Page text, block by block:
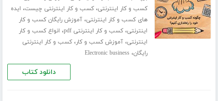
کسب و کار اینترنتی،کسب و کار اینترنتی چیست، ایده
های کسب و کار اینترنتی،آموزش رایگان کسب و کار
اینترنتی،کسب و کار اینترنتی pdf ، انواع کسب و کار
اینترنتی،آموزش کسب و کار،کسب و کار اینترنتی
رایگان،Electronic business
دانلود کتاب